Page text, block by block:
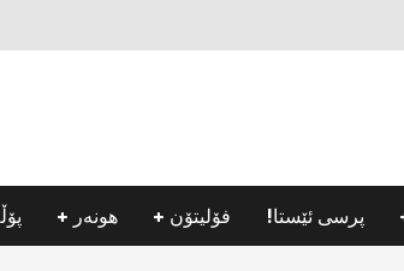
پرسی ئێستا! فۆلیتۆن هونه‌ر